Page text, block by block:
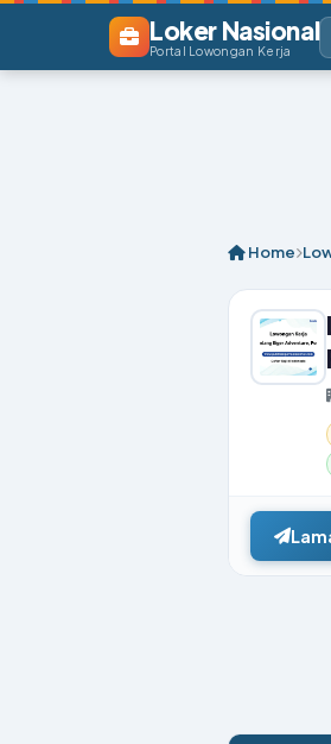
Loker Nasional
Portal Lowongan Kerja
Home